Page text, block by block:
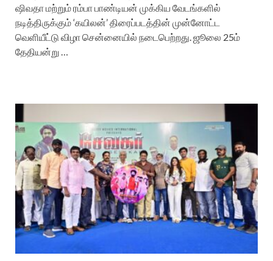
ஷிவதா மற்றும் ரம்பா பாண்டியன் முக்கிய வேடங்களில்
நடித்திருக்கும் ‘கயிலன்’ திரைப்படத்தின் முன்னோட்ட
வெளியீட்டு விழா சென்னையில் நடைபெற்றது. ஜூலை 25ம்
தேதியன்று …